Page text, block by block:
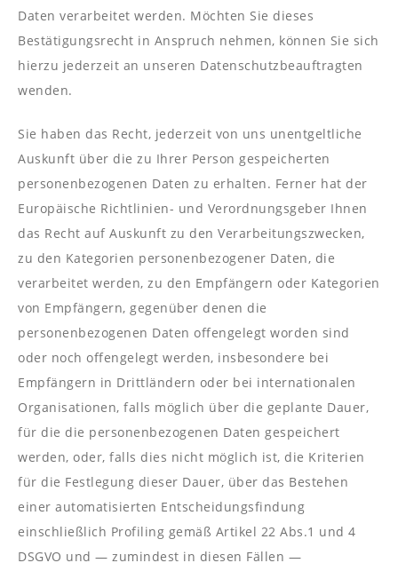
Daten verarbeitet werden. Möchten Sie dieses
Bestätigungsrecht in Anspruch nehmen, können Sie sich
hierzu jederzeit an unseren Datenschutzbeauftragten
wenden.
Sie haben das Recht, jederzeit von uns unentgeltliche
Auskunft über die zu Ihrer Person gespeicherten
personenbezogenen Daten zu erhalten. Ferner hat der
Europäische Richtlinien- und Verordnungsgeber Ihnen
das Recht auf Auskunft zu den Verarbeitungszwecken,
zu den Kategorien personenbezogener Daten, die
verarbeitet werden, zu den Empfängern oder Kategorien
von Empfängern, gegenüber denen die
personenbezogenen Daten offengelegt worden sind
oder noch offengelegt werden, insbesondere bei
Empfängern in Drittländern oder bei internationalen
Organisationen, falls möglich über die geplante Dauer,
für die die personenbezogenen Daten gespeichert
werden, oder, falls dies nicht möglich ist, die Kriterien
für die Festlegung dieser Dauer, über das Bestehen
einer automatisierten Entscheidungsfindung
einschließlich Profiling gemäß Artikel 22 Abs.1 und 4
DSGVO und — zumindest in diesen Fällen —